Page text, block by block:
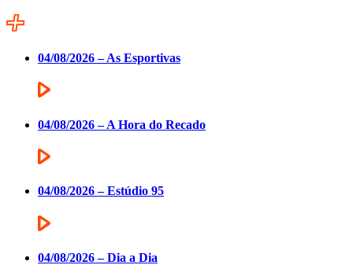
04/08/2026 – As Esportivas
04/08/2026 – A Hora do Recado
04/08/2026 – Estúdio 95
04/08/2026 – Dia a Dia